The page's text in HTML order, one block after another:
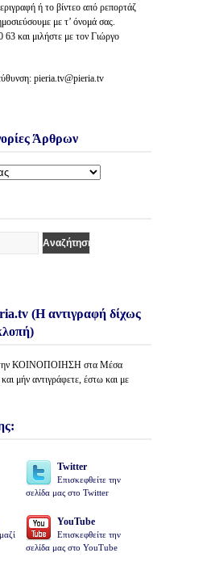
ή το βίντεο από ρεπορτάζ
με τ’ όνομά σας.
και μιλήστε με τον Γιώργο
pieria.tv@pieria.tv
Άρθρων
(Η αντιγραφή δίχως
την ΚΟΙΝΟΠΟΙΗΣΗ στα Μέσα
μήν αντιγράφετε, έστω και με
Twitter
Επισκεφθείτε την
σελίδα μας στο Twitter
YouTube
Επισκεφθείτε την
σελίδα μας στο YouTube